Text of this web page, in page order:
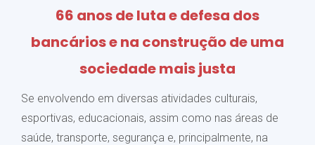
66 anos de luta e defesa dos
bancários e na construção de uma
sociedade mais justa
Se envolvendo em diversas atividades culturais,
esportivas, educacionais, assim como nas áreas de
saúde, transporte, segurança e, principalmente, na